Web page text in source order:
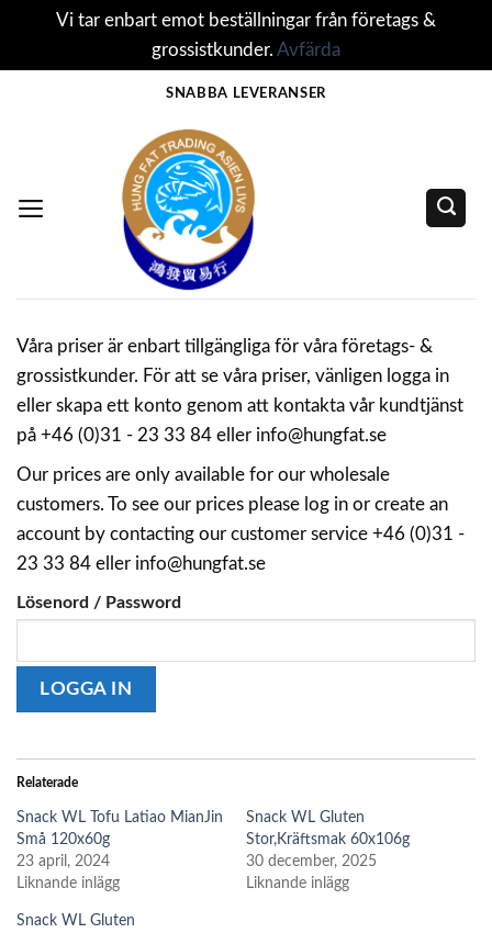
Vi tar enbart emot beställningar från företags &
grossistkunder. Avfärda
SNABBA LEVERANSER
Våra priser är enbart tillgängliga för våra företags- &
grossistkunder. För att se våra priser, vänligen logga in
eller skapa ett konto genom att kontakta vår kundtjänst
på +46 (0)31 - 23 33 84 eller info@hungfat.se
Our prices are only available for our wholesale
customers. To see our prices please log in or create an
account by contacting our customer service +46 (0)31 -
23 33 84 eller info@hungfat.se
Lösenord / Password
Relaterade
Snack WL Tofu Latiao MianJin
Små 120x60g
23 april, 2024
Liknande inlägg
Snack WL Gluten
Stor,Kräftsmak 60x106g
30 december, 2025
Liknande inlägg
Snack WL Gluten